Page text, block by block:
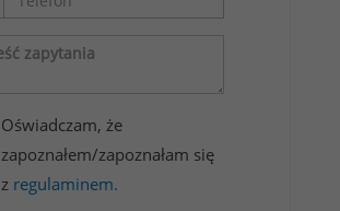
Oświadczam, że
zapoznałem/zapoznałam się
z regulaminem.